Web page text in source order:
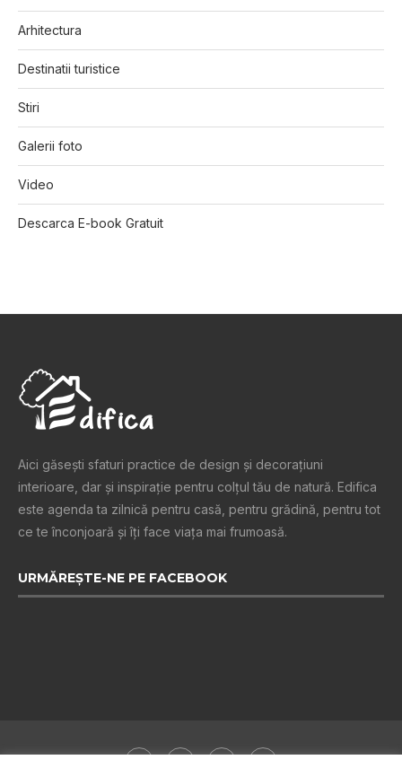
Arhitectura
Destinatii turistice
Stiri
Galerii foto
Video
Descarca E-book Gratuit
Aici găsești sfaturi practice de design şi decoraţiuni
interioare, dar și inspiraţie pentru colţul tău de natură. Edifica
este agenda ta zilnică pentru casă, pentru grădină, pentru tot
ce te înconjoară şi îţi face viaţa mai frumoasă.
URMĂREȘTE-NE PE FACEBOOK